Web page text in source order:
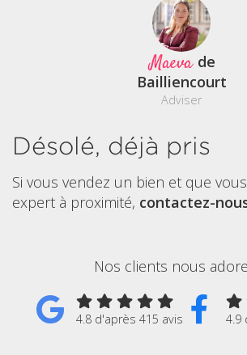
Maeva de
Bailliencourt
Adviser
Désolé, déjà pris
Si vous vendez un bien et que
expert à proximité, contactez-
Nos clients nous
4.8 d'après 415 avis 4.9